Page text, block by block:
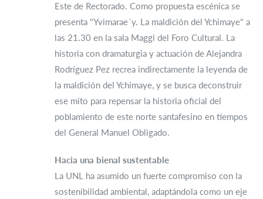
Este de Rectorado. Como propuesta escénica se
presenta "Yvimarae´y. La maldición del Ychimaye" a
las 21.30 en la sala Maggi del Foro Cultural. La
historia con dramaturgia y actuación de Alejandra
Rodríguez Pez recrea indirectamente la leyenda de
la maldición del Ychimaye, y se busca deconstruir
ese mito para repensar la historia oficial del
poblamiento de este norte santafesino en tiempos
del General Manuel Obligado.
Hacia una bienal sustentable
La UNL ha asumido un fuerte compromiso con la
sostenibilidad ambiental, adaptándola como un eje